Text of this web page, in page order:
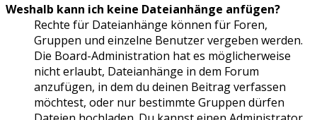
Weshalb kann ich keine Dateianhänge anfügen?
Rechte für Dateianhänge können für Foren,
Gruppen und einzelne Benutzer vergeben werden.
Die Board-Administration hat es möglicherweise
nicht erlaubt, Dateianhänge in dem Forum
anzufügen, in dem du deinen Beitrag verfassen
möchtest, oder nur bestimmte Gruppen dürfen